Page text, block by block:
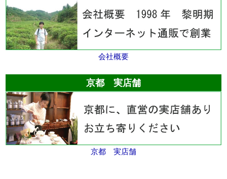
会社概要
京都 実店舗
京都 実店舗